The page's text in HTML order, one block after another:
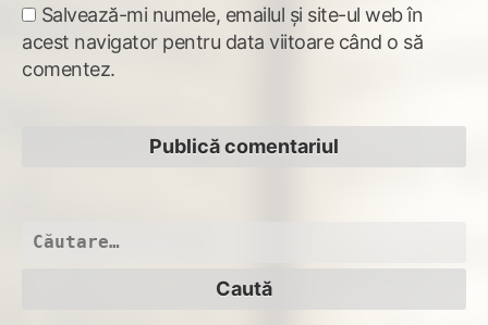
Salvează-mi numele, emailul și site-ul web în
acest navigator pentru data viitoare când o să
comentez.
Caută